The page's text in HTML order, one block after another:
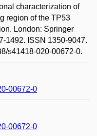
characterization of
region of the TP53
London: Springer
1492. ISSN 1350-9047.
s41418-020-00672-0.
00672-0
00672-0